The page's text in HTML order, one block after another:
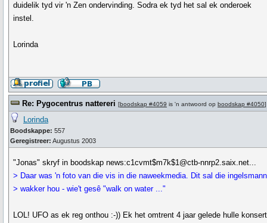
duidelik tyd vir 'n Zen ondervinding. Sodra ek tyd het sal ek onderoek
instel.
Lorinda
Re: Pygocentrus nattereri [boodskap #4059 is 'n antwoord op boodskap #4050]
Lorinda
Boodskappe: 557
Geregistreer: Augustus 2003
"Jonas" skryf in boodskap news:c1cvmt$m7k$1@ctb-nnrp2.saix.net...
> Daar was 'n foto van die vis in die naweekmedia. Dit sal die
> wakker hou - wie't gesê "walk on water ..."
LOL! UFO as ek reg onthou :-)) Ek het omtrent 4 jaar gelede hulle